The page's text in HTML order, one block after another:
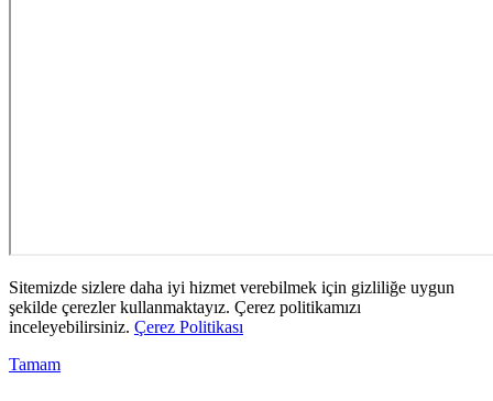
Sitemizde sizlere daha iyi hizmet verebilmek için gizliliğe uygun
şekilde çerezler kullanmaktayız. Çerez politikamızı
inceleyebilirsiniz. Çerez Politikası
Tamam